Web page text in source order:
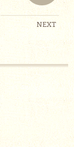
NEXT